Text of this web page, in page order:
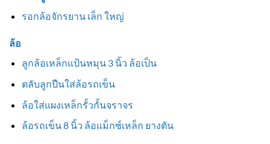
รอกล้อจักรยาน เล็ก ใหญ่
ล้อ
ลูกล้อเหล็กแป้นหมุน 3 นิ้ว ล้อเป็น
ตลับลูกปืนใส่ล้อรถเข็น
ล้อใส่แผงเหล็กรั้วกั้นจราจร
ล้อรถเข็น 8 นิ้ว ล้อแม็กซ์เหล็ก ยางตัน